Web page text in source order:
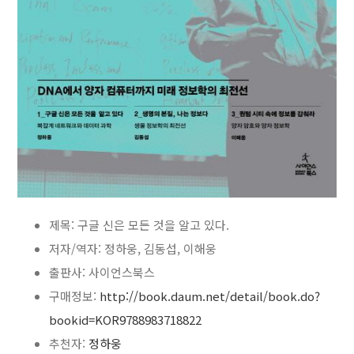
제목: 구글 신은 모든 것을 알고 있다.
저자/역자: 정하웅, 김동섭, 이해웅
출판사: 사이언스북스
구매정보: http://book.daum.net/detail/book.do?
bookid=KOR9788983718822
추천자: 정하웅